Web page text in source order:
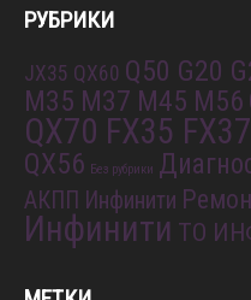
РУБРИКИ
JX35 QX60 Q50 G20
M35 M37 M45 M56
QX70 FX35
QX56 Без рубрики
АКПП Инфинити
Инфинити ТО